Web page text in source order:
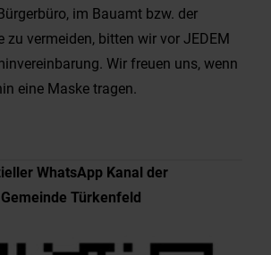
im Bauamt bzw. der
zu vermeiden, bitten wir vor JEDEM
Wir freuen uns, wenn
eine Maske tragen.
WhatsApp Kanal der
Gemeinde Türkenfeld